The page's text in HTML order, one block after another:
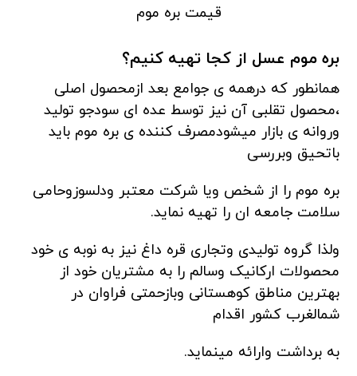
قیمت بره موم
بره موم عسل از کجا تهیه کنیم؟
همانطور که درهمه ی جوامع بعد ازمحصول اصلی
،محصول تقلبی آن نیز توسط عده ای سودجو تولید
وروانه ی بازار میشودمصرف کننده ی بره موم باید
باتحیق وبررسی
بره موم را از شخص ویا شرکت معتبر ودلسوزوحامی
سلامت جامعه ان را تهیه نماید.
ولذا گروه تولیدی وتجاری قره داغ نیز به نوبه ی خود
محصولات ارکانیک وسالم را به مشتریان خود از
بهترین مناطق کوهستانی وبازحمتی فراوان در
شمالغرب کشور اقدام
به برداشت وارائه مینماید.